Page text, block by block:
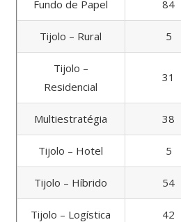
Fundo de Papel 84
Tijolo – Rural 5
Tijolo –
Residencial
31
Multiestratégia 38
Tijolo – Hotel 5
Tijolo – Híbrido 54
Tijolo – Logística 42